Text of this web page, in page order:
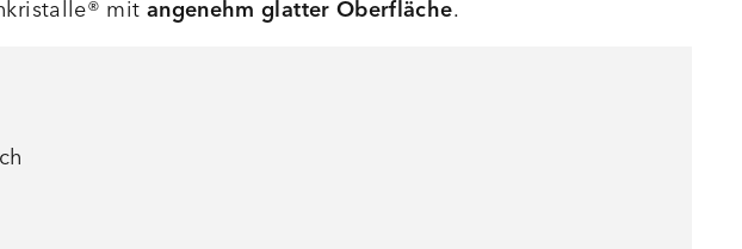
mitangenehm glatter Oberfläche.